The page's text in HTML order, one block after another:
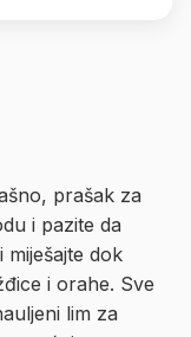
prašak za
i pazite da
miješajte dok
i orahe. Sve
lim za